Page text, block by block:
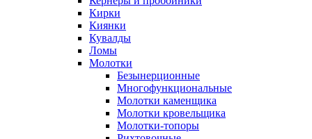
Кирки
Киянки
Кувалды
Ломы
Молотки
Безынерционные
Многофункциональные
Молотки каменщика
Молотки кровельщика
Молотки-топоры